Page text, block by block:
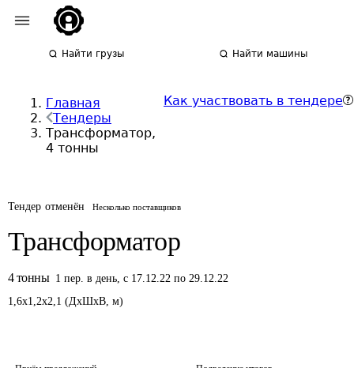
Найти грузы Найти машины
Главная
Тендеры
Трансформатор,
4 тонны
Как участвовать в тендере
Тендер отменён Несколько поставщиков
Трансформатор
4 тонны 1 пер. в день,с 17.12.22 по 29.12.22
1,6x1,2x2,1 (ДxШxВ, м)